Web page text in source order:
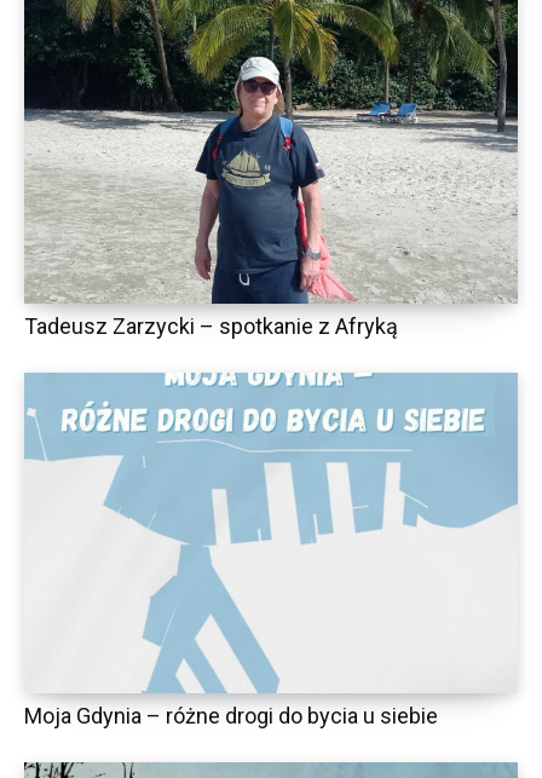
Tadeusz Zarzycki – spotkanie z Afryką
Moja Gdynia – różne drogi do bycia u siebie